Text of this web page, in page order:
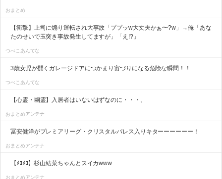
おまとめ
【衝撃】上司に煽り運転され大事故「ププッw大丈夫かぁ〜?w」→俺「あな
たのせいで玉突き事故発生してますが」「え!?」
つべこあんてな
3歳女児が開くガレージドアにつかまり宙づりになる危険な瞬間！！
つべこあんてな
【心霊・幽霊】入居者はいないはずなのに・・・。
おまとめアンテナ
冨安健洋がプレミアリーグ・クリスタルパレス入りキターーーーーー！
おまとめアンテナ
【ﾒﾛﾒﾛ】杉山結菜ちゃんとスイカwww
おまとめアンテナ